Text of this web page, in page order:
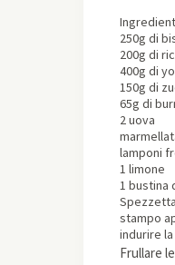
250g di
200g di
400g di
150g di
65g di
2 uova
lamponi
1 limone
1 bustina
stampo
indurire
Frullare